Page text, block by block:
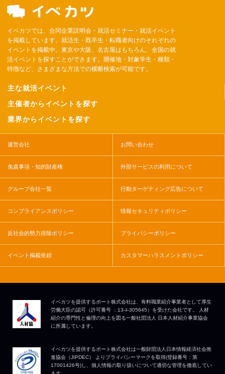
イベカツでは、合同企業説明会・就活セミナー・就活イベント
を掲載しています。就活生・既卒生・転職者向けのそれぞれの
イベントを掲載中。東京や大阪、名古屋はもちろん、全国の就
活イベントを探すことができます。開催地・対象学生・種類・
特徴など、さまざまな方法での横断検索が可能です。
主な就活イベント
主催者からイベントを探す
業界からイベントを探す
運営会社 お問い合わせ
免責事項・知的財産権 外部サービスの利用について
グループ会社一覧 行動ターゲティング広告について
コンプライアンスポリシー 情報セキュリティポリシー
反社会的勢力排除ポリシー プライバシーポリシー
イベント掲載依頼 カスタマーハラスメントポリシー